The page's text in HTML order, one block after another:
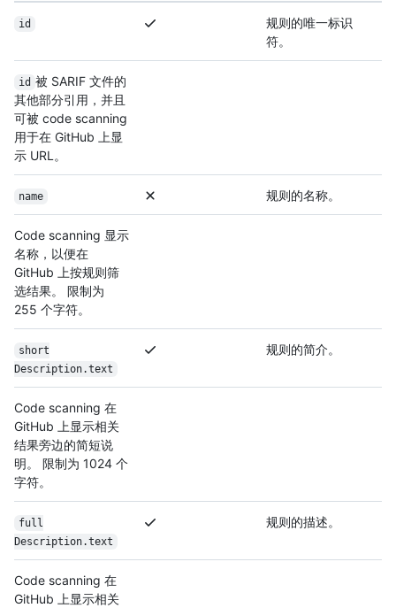
id
规则的唯一标识
符。
id 被 SARIF 文件的
其他部分引用，并且
可被 code scanning
用于在 GitHub 上显
示 URL。
name 规则的名称。
Code scanning 显示
名称，以便在
GitHub 上按规则筛
选结果。 限制为
255 个字符。
short
Description.text
规则的简介。
Code scanning 在
GitHub 上显示相关
结果旁边的简短说
明。 限制为 1024 个
字符。
full
Description.text
规则的描述。
Code scanning 在
GitHub 上显示相关